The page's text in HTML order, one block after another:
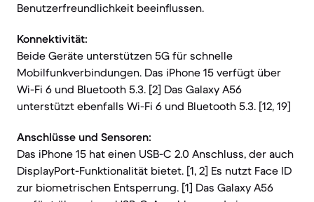
Benutzerfreundlichkeit beeinflussen.
Konnektivität:
Beide Geräte unterstützen 5G für schnelle
Mobilfunkverbindungen. Das iPhone 15 verfügt über
Wi-Fi 6 und Bluetooth 5.3. [2] Das Galaxy A56
unterstützt ebenfalls Wi-Fi 6 und Bluetooth 5.3. [12, 19]
Anschlüsse und Sensoren:
Das iPhone 15 hat einen USB-C 2.0 Anschluss, der auch
DisplayPort-Funktionalität bietet. [1, 2] Es nutzt Face ID
zur biometrischen Entsperrung. [1] Das Galaxy A56